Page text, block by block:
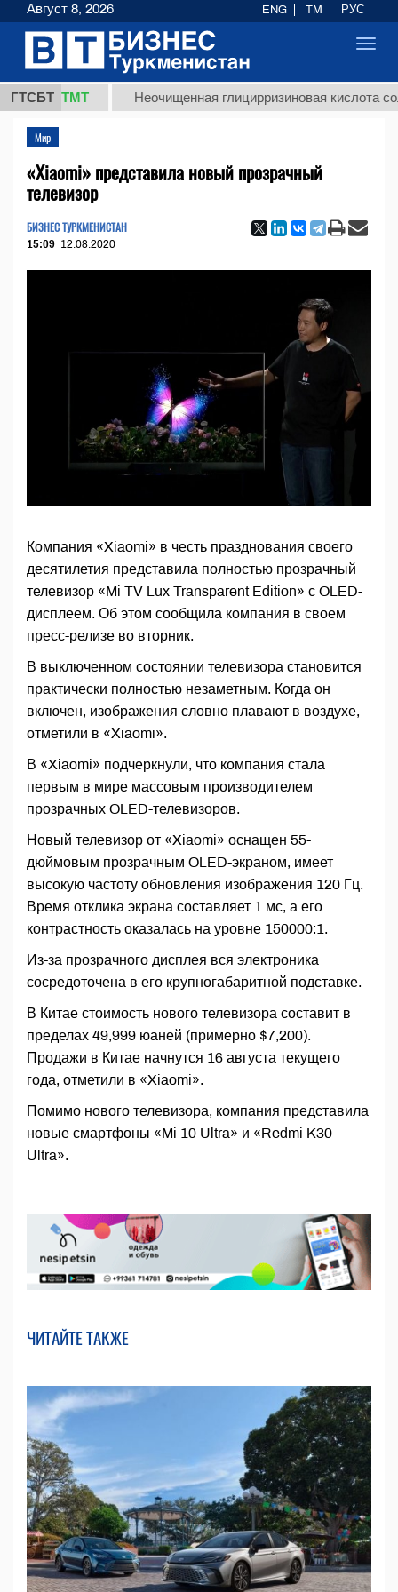
ГТСБТ
ТМТ Неочищенная глицирризиновая кислота
Мир
«Xiaomi» представила новый прозрачный
телевизор
БИЗНЕС ТУРКМЕНИСТАН
15:09 12.08.2020
Компания «Xiaomi» в честь празднования своего
десятилетия представила полностью прозрачный
телевизор «Mi TV Lux Transparent Edition» с OLED-
дисплеем. Об этом сообщила компания в своем
пресс-релизе во вторник.
В выключенном состоянии телевизора становится
практически полностью незаметным. Когда он
включен, изображения словно плавают в воздухе,
отметили в «Xiaomi».
В «Xiaomi» подчеркнули, что компания стала
первым в мире массовым производителем
прозрачных OLED-телевизоров.
Новый телевизор от «Xiaomi» оснащен 55-
дюймовым прозрачным OLED-экраном, имеет
высокую частоту обновления изображения 120 Гц.
Время отклика экрана составляет 1 мс, а его
контрастность оказалась на уровне 150000:1.
Из-за прозрачного дисплея вся электроника
сосредоточена в его крупногабаритной подставке.
В Китае стоимость нового телевизора составит в
пределах 49,999 юаней (примерно $7,200).
Продажи в Китае начнутся 16 августа текущего
года, отметили в «Xiaomi».
Помимо нового телевизора, компания представила
новые смартфоны «Mi 10 Ultra» и «Redmi K30
Ultra».
ЧИТАЙТЕ ТАКЖЕ
Август 8, 2026 ENG TM РУС